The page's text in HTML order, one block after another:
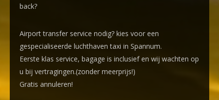
back?
Airport transfer service nodig? kies voor een
gespecialiseerde luchthaven taxi in Spannum.
Eerste klas service, bagage is inclusief en wij wachten op
u bij vertragingen.(zonder meerprijs!)
Gratis annuleren!